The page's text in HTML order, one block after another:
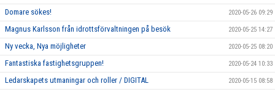
Domare sökes! 2020-05-26 09:29
Magnus Karlsson från idrottsförvaltningen på besök 2020-05-25 14:27
Ny vecka, Nya möjligheter 2020-05-25 08:20
Fantastiska fastighetsgruppen! 2020-05-24 10:33
Ledarskapets utmaningar och roller / DIGITAL 2020-05-15 08:58